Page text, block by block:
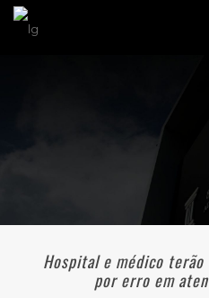
Hospital e médico
por erro em